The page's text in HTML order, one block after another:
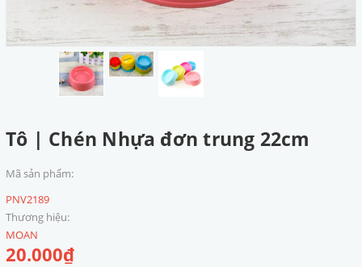
Tô | Chén Nhựa đơn trung 22cm
Mã sản phẩm:
PNV2189
Thương hiệu:
MOAN
20.000₫